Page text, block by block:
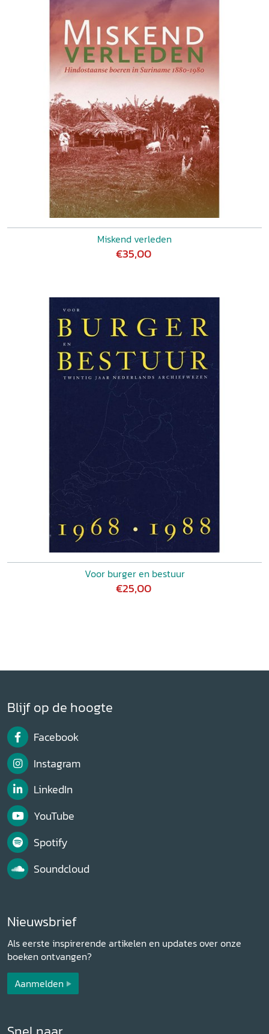
Miskend verleden
€35,00
Voor burger en bestuur
€25,00
Blijf op de hoogte
Facebook
Instagram
LinkedIn
YouTube
Spotify
Soundcloud
Nieuwsbrief
Als eerste inspirerende artikelen en updates over onze
boeken ontvangen?
Aanmelden